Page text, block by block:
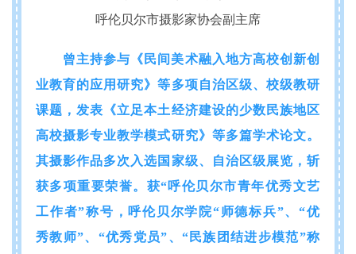
呼伦贝尔市摄影家协会副主席
曾主持参与《民间美术融入地方高校创新创
业教育的应用研究》等多项自治区级、校级教研
课题，发表《立足本土经济建设的少数民族地区
高校摄影专业教学模式研究》等多篇学术论文。
其摄影作品多次入选国家级、自治区级展览，斩
获多项重要荣誉。获“呼伦贝尔市青年优秀文艺
工作者”称号，呼伦贝尔学院“师德标兵”、“优
秀教师”、“优秀党员”、“民族团结进步模范”称